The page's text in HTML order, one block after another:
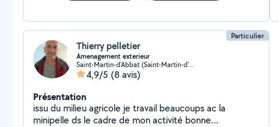
Particulier
Thierry pelletier
Amenagement exterieur
Saint-Martin-d'Abbat (Saint-Martin-d'Abbat)
4,9/5 (8 avis)
Présentation
issu du milieu agricole je travail beaucoups ac la
minipelle ds le cadre de mon activité bonne